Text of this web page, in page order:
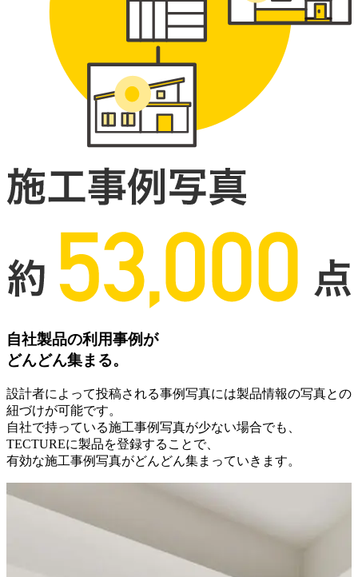
自社製品の利用事例が
どんどん集まる。
設計者によって投稿される事例写真には製品情報の写真との
紐づけが可能です。
自社で持っている施工事例写真が少ない場合でも、
TECTUREに製品を登録することで、
有効な施工事例写真がどんどん集まっていきます。